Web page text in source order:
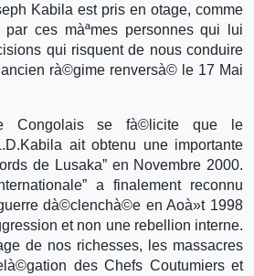
Kabila est pris en otage, comme
ces màªmes personnes qui lui
qui risquent de nous conduire
rà©gime renversà© le 17 Mai
Congolais se fà©licite que le
ait obtenu une importante
de Lusaka” en Novembre 2000.
a finalement reconnu
dà©clenchà©e en Aoà»t 1998
et non une rebellion interne.
de nos richesses, les massacres
des Chefs Coutumiers et